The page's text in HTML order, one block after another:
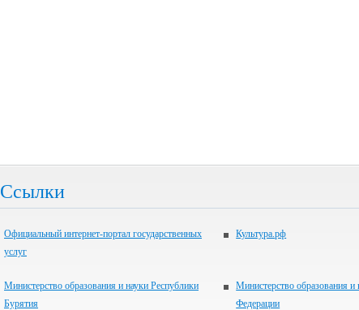
Ссылки
Официальный интернет-портал государственных
услуг
Культура.рф
Министерство образования и науки Республики
Бурятия
Министерство образования и
Федерации